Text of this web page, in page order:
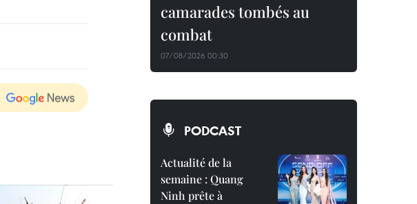
camarades tombés au
combat
07/08/2026 00:30
PODCAST
Actualité de la
semaine : Quang
Ninh prête à